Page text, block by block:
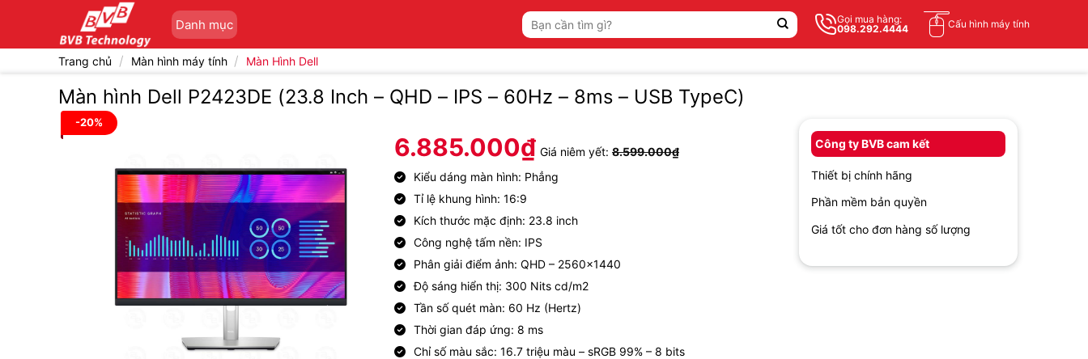
Danh mục
Tìm
kiếm:
Gọi mua hàng:
098.292.4444
Cấu hình máy tính
Trang chủ / Màn hình máy tính / Màn Hình Dell
Màn hình Dell P2423DE (23.8 Inch – QHD – IPS – 60Hz – 8ms – USB TypeC)
-20%
6.885.000₫ Giá niêm yết: 8.599.000₫
Kiểu dáng màn hình: Phẳng
Tỉ lệ khung hình: 16:9
Kích thước mặc định: 23.8 inch
Công nghệ tấm nền: IPS
Phân giải điểm ảnh: QHD – 2560×1440
Độ sáng hiển thị: 300 Nits cd/m2
Tần số quét màn: 60 Hz (Hertz)
Thời gian đáp ứng: 8 ms
Chỉ số màu sắc: 16.7 triệu màu – sRGB 99% – 8 bits
Công ty BVB cam kết
Thiết bị chính hãng
Phần mềm bản quyền
Giá tốt cho đơn hàng số lượng